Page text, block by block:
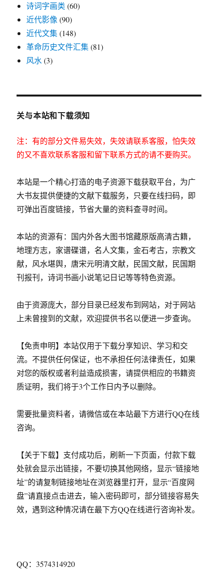
诗词字画类 (60)
近代影像 (90)
近代文集(148)
革命历史文件汇集(81)
风水 (3)
关与本站和下载须知
注：有的部分文件易失效，失效请联系客服，怕失效
的又不喜欢联系客服和留下联系方式的请不要购买。
本站是一个精心打造的电子资源下载获取平台，为广
大书友提供便捷的文献下载服务，只要在线扫码，即
可弹出百度链接，节省大量的资料查寻时间。
本站的资源有：国内外各大图书馆藏原版高清古籍，
地理方志，家谱碟谱，名人文集，金石考古，宗教文
献，风水堪舆，唐宋元明清文献，民国文献，民国期
刊报刊，诗词书画小说笔记日记等等特色资源。
由于资源庞大，部分目录已经发布到网站，对于网站
上未曾搜到的文献，欢迎提供书名以便进一步查询。
【免责申明】本站仅用于下载分享知识、学习和交
流。不提供任何保证，也不承担任何法律责任，如果
对您的版权或者利益造成损害，请提供相应的书籍资
质证明，我们将于3个工作日内予以删除。
需要批量资料者，请微信或在本站最下方进行QQ在线
咨询。
【关于下载】支付成功后，刷新一下页面，付款下载
处就会显示出链接，不要切换其他网络，显示“链接地
址”的请复制链接地址在浏览器里打开，显示“百度网
盘”请直接点击进去，输入密码即可，部分链接容易失
效，遇到这种情况请在最下方QQ在线进行咨询补发。
QQ：3574314920